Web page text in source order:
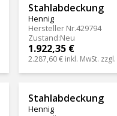
Stahlabdeckung
Hennig
Hersteller Nr.429794
Zustand:Neu
1.922,35 €
2.287,60 € inkl. MwSt. zzgl.
Stahlabdeckung
Hennig